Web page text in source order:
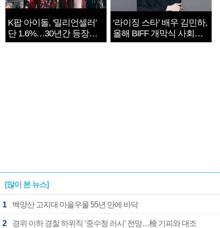
K팝 아이돌, '밀리언셀러'
단 1.6%…30년간 등장
1182개팀 전수조사
‘라이징 스타’ 배우 김민하,
올해 BIFF 개막식 사회자
확정
[많이 본 뉴스]
1 백양산 고지대 마을우물 55년 만에 바닥
2 경위 이하 경찰 하위직 ‘중수청 러시’ 전망…檢 기피와 대조